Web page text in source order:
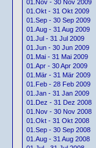
01.Nov - 30 Nov 2009
01.Okt - 31 Okt 2009
01.Sep - 30 Sep 2009
01.Aug - 31 Aug 2009
01.Jul - 31 Jul 2009
01.Jun - 30 Jun 2009
01.Mai - 31 Mai 2009
01.Apr - 30 Apr 2009
01.Mär - 31 Mär 2009
01.Feb - 28 Feb 2009
01.Jan - 31 Jan 2009
01.Dez - 31 Dez 2008
01.Nov - 30 Nov 2008
01.Okt - 31 Okt 2008
01.Sep - 30 Sep 2008
01.Aug - 31 Aug 2008